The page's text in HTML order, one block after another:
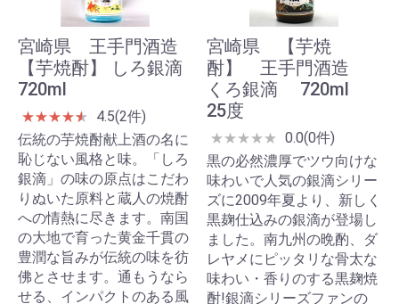
宮崎県 王手門酒造
【芋焼酎】 しろ銀滴
720ml
★★★★★
★
4.5(2件)
伝統の芋焼酎献上酒の名に
恥じない風格と味。「しろ
銀滴」の味の原点はこだわ
りぬいた原料と蔵人の焼酎
への情熱に尽きます。南国
の大地で育った黄金千貫の
豊潤な旨みが伝統の味を彷
佛とさせます。通もうなら
せる、インパクトのある風
宮崎県 【芋焼
酎】 王手門酒造
くろ銀滴 720ml
25度
★★★★★ 0.0(0件)
黒の必然濃厚でツウ向けな
味わいで人気の銀滴シリー
ズに2009年夏より、新しく
黒麹仕込みの銀滴が登場し
ました。南九州の晩酌、ダ
レヤメにピッタリな骨太な
味わい・香りのする黒麹焼
酎!銀滴シリーズファンの